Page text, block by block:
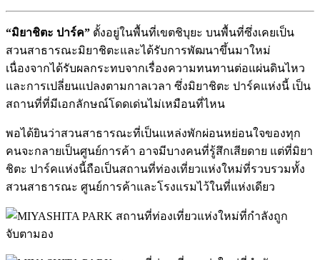
“มิยาชิตะ ปาร์ค” ตั้งอยู่ในพื้นที่เขตชิบุยะ บนพื้นที่ซึ่งเคยเป็น
สวนสาธารณะมิยาชิตะและได้รับการพัฒนาขึ้นมาใหม่
เนื่องจากได้รับผลกระทบจากเรื่องความทนทานต่อแผ่นดินไหว
และการเปลี่ยนแปลงตามกาลเวลา ซึ่งมิยาชิตะ ปาร์คแห่งนี้ เป็น
สถานที่ที่มีเอกลักษณ์โดดเด่นไม่เหมือนที่ไหน
พอได้ยินว่าสวนสาธารณะที่เป็นแหล่งพักผ่อนหย่อนใจของทุก
คนจะกลายเป็นศูนย์การค้า อาจมีบางคนที่รู้สึกเสียดาย แต่ที่มิยา
ชิตะ ปาร์คแห่งนี้ถือเป็นสถานที่ท่องเที่ยวแห่งใหม่ที่รวบรวมทั้ง
สวนสาธารณะ ศูนย์การค้าและโรงแรมไว้ในที่แห่งเดียว